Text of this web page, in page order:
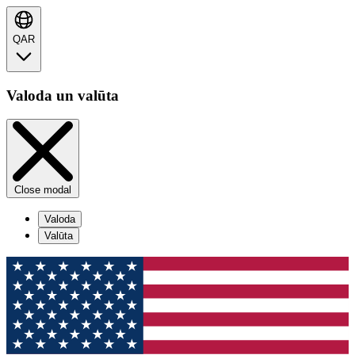
QAR
Valoda un valūta
Close modal
Valoda
Valūta